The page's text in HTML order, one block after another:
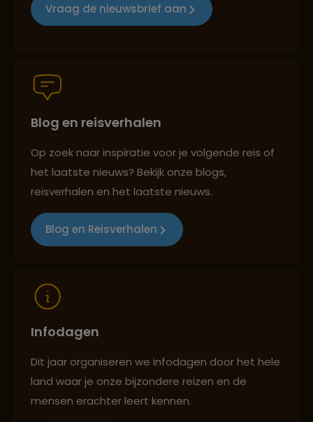
Persoonlijk en deskundig reisadvies
Best beoordeelde reisroutes
Vraag de nieuwsbrief aan
Blog en reisverhalen
Op zoek naar inspiratie voor je volgende reis of
het laatste nieuws? Bekijk onze blogs,
reisverhalen en het laatste nieuws.
Blog en Reisverhalen
Infodagen
Dit jaar organiseren we infodagen door het hele
land waar je onze bijzondere reizen en de
mensen erachter leert kennen.